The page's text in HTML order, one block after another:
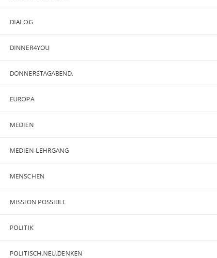
DIALOG
DINNER4YOU
DONNERSTAGABEND.
EUROPA
MEDIEN
MEDIEN-LEHRGANG
MENSCHEN
MISSION POSSIBLE
POLITIK
POLITISCH.NEU.DENKEN